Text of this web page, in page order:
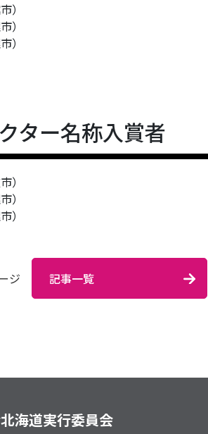
）
ター名称入賞者
）
ジ 記事一覧
海道実行委員会